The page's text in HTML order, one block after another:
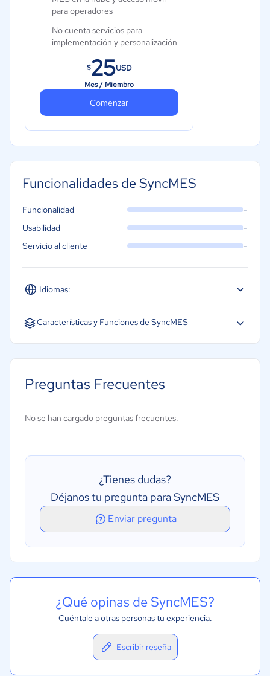
para operadores
No cuenta servicios para
implementación y personalización
$25USD
Mes / Miembro
Comenzar
Funcionalidades de SyncMES
Idiomas:
Español Inglés
Funcionalidad -
Usabilidad -
Servicio al cliente -
Características y Funciones de SyncMES
Integración contable
Preguntas Frecuentes
No se han cargado preguntas frecuentes.
¿Tienes dudas?
Déjanos tu pregunta para SyncMES
Enviar pregunta
¿Qué opinas de SyncMES?
Cuéntale a otras personas tu experiencia.
Escribir reseña